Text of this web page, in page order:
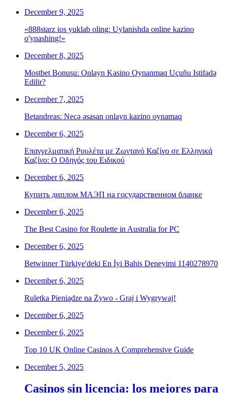
December 9, 2025
«888starz ios yuklab oling: Uylanishda online kazino
o'ynashing!»
December 8, 2025
Mostbet Bonusu: Onlayn Kasino Oynanmaq Uçuñu Istifadə
Edilir?
December 7, 2025
Betandreas: Necə əsasan onlayn kazino oynamaq
December 6, 2025
Επαγγελματική Ρουλέτα με Ζωντανό Καζίνο σε Ελληνικά
Καζίνο: Ο Οδηγός του Ειδικού
December 6, 2025
Купить диплом МАЭП на государственном бланке
December 6, 2025
The Best Casino for Roulette in Australia for PC
December 6, 2025
Betwinner Türkiye'deki En İyi Bahis Deneyimi 1140278970
December 6, 2025
Ruletka Pieniądze na Żywo - Graj i Wygrywaj!
December 6, 2025
December 6, 2025
Top 10 UK Online Casinos A Comprehensive Guide
December 5, 2025
Casinos sin licencia: los mejores para